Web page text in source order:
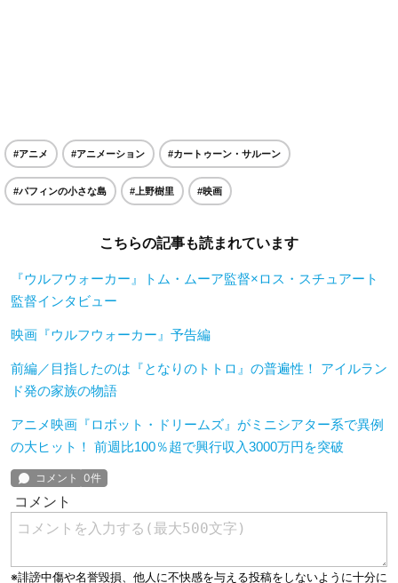
#アニメ #アニメーション #カートゥーン・サルーン
#パフィンの小さな島 #上野樹里 #映画
こちらの記事も読まれています
『ウルフウォーカー』トム・ムーア監督×ロス・スチュアート
監督インタビュー
映画『ウルフウォーカー』予告編
前編／目指したのは『となりのトトロ』の普遍性！ アイルラン
ド発の家族の物語
アニメ映画『ロボット・ドリームズ』がミニシアター系で異例
の大ヒット！ 前週比100％超で興行収入3000万円を突破